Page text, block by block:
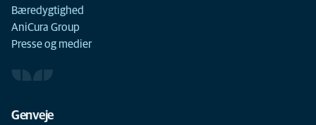
Bæredygtighed
AniCura Group
Presse og medier
Genveje